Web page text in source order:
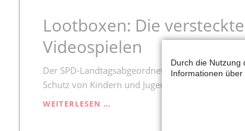
STEIGENDEN
CORONA-
INFEKTIONSZAHLEN:
Lootboxen: Die
Videospielen
Der SPD-Landtagsabgeordnete Dennis Maelzer
Schutz von Kindern und Jugendlichen eine
WEITERLESEN …
Durch die Nutzung
Informationen über